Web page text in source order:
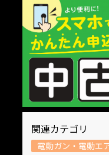
関連カテゴリ
電動ガン・電動エ